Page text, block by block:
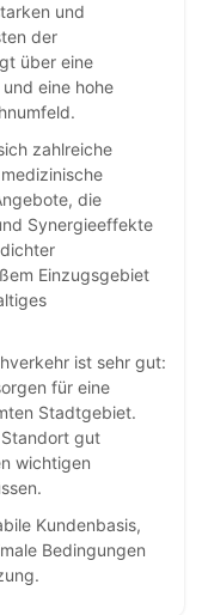
und
der
über eine
eine hohe
zahlreiche
die
Synergieeffekte
Einzugsgebiet
ist sehr gut:
für eine
Stadtgebiet.
gut
wichtigen
Kundenbasis,
Bedingungen